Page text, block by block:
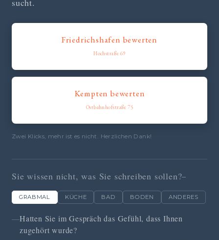
sucht.
Friedrichshafen bewerten
Hochstraße 69
Kempten bewerten
Ostbahnhofstraße 75
Zwei Klicks, mehr ist es nicht. Herzlichen Dank!
Sie wissen nicht, was Sie schreiben sollen?
GRABMAL KÜCHE BAD BODEN ANDERES
Hatten Sie im Gespräch das Gefühl, dass Ihnen
zugehört wurde?